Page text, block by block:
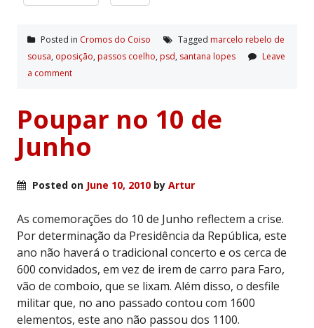
Posted in Cromos do Coiso Tagged marcelo rebelo de
sousa, oposição, passos coelho, psd, santana lopes
Leave
a comment
Poupar no 10 de
Junho
Posted on June 10, 2010 by Artur
As comemorações do 10 de Junho reflectem a crise.
Por determinação da Presidência da República, este
ano não haverá o tradicional concerto e os cerca de
600 convidados, em vez de irem de carro para Faro,
vão de comboio, que se lixam. Além disso, o desfile
militar que, no ano passado contou com 1600
elementos, este ano não passou dos 1100.